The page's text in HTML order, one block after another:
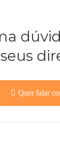
Quer falar